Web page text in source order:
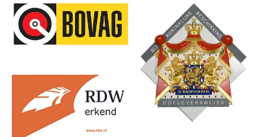
Onze partners